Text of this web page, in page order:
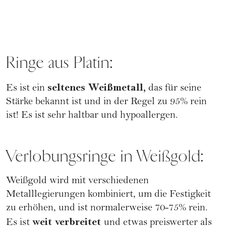
Ringe aus Platin:
Es ist ein seltenes Weißmetall, das für seine
Stärke bekannt ist und in der Regel zu 95% rein
ist! Es ist sehr haltbar und hypoallergen.
Verlobungsringe in Weißgold:
Weißgold wird mit verschiedenen
Metalllegierungen kombiniert, um die Festigkeit
zu erhöhen, und ist normalerweise 70-75% rein.
Es ist weit verbreitet und etwas preiswerter als